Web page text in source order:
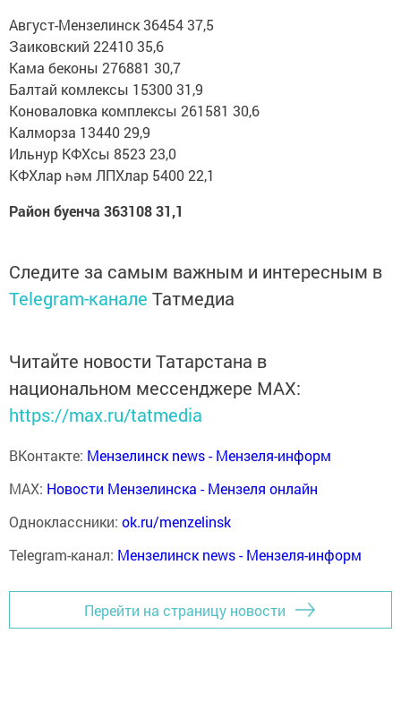
Август-Мензелинск 36454 37,5
Заиковский 22410 35,6
Кама беконы 276881 30,7
Балтай комлексы 15300 31,9
Коноваловка комплексы 261581 30,6
Калморза 13440 29,9
Ильнур КФХсы 8523 23,0
КФХлар һәм ЛПХлар 5400 22,1
Район буенча 363108 31,1
Следите за самым важным и интересным в
Telegram-канале Татмедиа
Читайте новости Татарстана в
национальном мессенджере MАХ:
https://max.ru/tatmedia
ВКонтакте: Мензелинск news - Мензеля-информ
MAX: Новости Мензелинска - Мензеля онлайн
Одноклассники: ok.ru/menzelinsk
Telegram-канал: Мензелинск news - Мензеля-информ
Перейти на страницу новости